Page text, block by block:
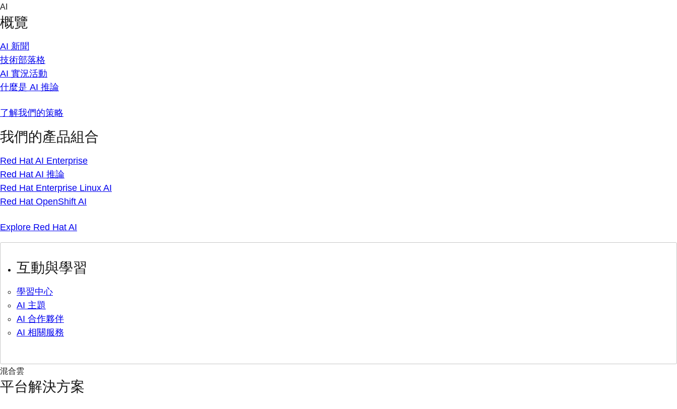
Skip
content
AI
概覽
AI 新聞
技術部落格
AI 實況活動
什麼是 AI 推論
了解我們的策略
我們的產品組合
Red Hat AI Enterprise
Red Hat AI 推論
Red Hat Enterprise Linux AI
Red Hat OpenShift AI
Explore Red Hat AI
互動與學習
學習中心
AI 主題
AI 合作夥伴
AI 相關服務
混合雲
平台解決方案